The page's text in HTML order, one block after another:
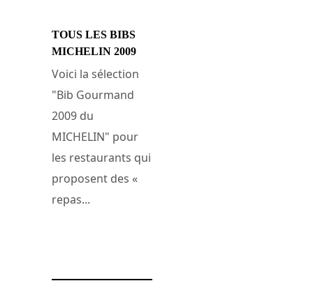
TOUS LES BIBS
MICHELIN 2009
Voici la sélection
"Bib Gourmand
2009 du
MICHELIN" pour
les restaurants qui
proposent des «
repas...